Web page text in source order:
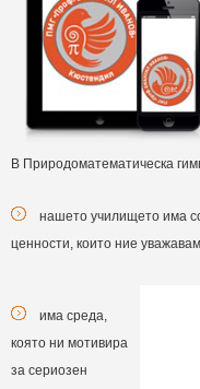
В Природоматематическа
нашето училището има
ценности, които ние
има среда,
която ни мотивира
за сериозен